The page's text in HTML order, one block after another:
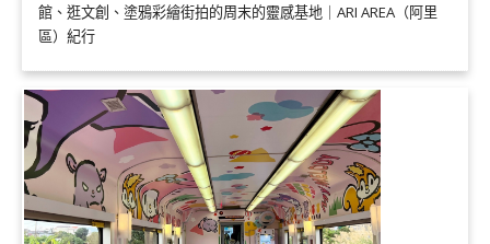
館、逛文創、塗鴉彩繪街拍的周末的靈感基地｜ARI AREA（阿里
區）紀行